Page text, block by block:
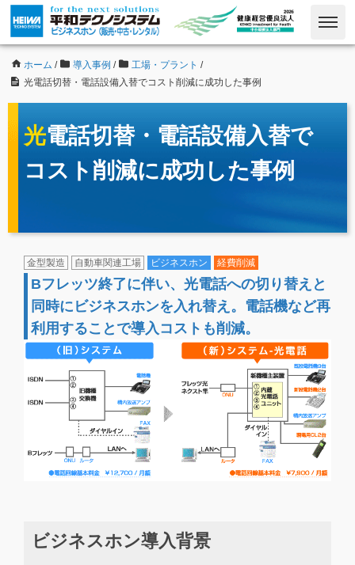
ホーム / 導入事例 / 工場・プラント /
光電話切替・電話設備入替でコスト削減に成功した事例
光電話切替・電話設備入替で
コスト削減に成功した事例
金型製造 自動車関連工場 ビジネスホン 経費削減
Bフレッツ終了に伴い、光電話への切り替えと
同時にビジネスホンを入れ替え。電話機など再
利用することで導入コストも削減。
ビジネスホン導入背景